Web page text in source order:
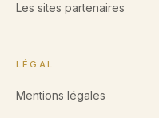
Les sites partenaires
LÉGAL
Mentions légales